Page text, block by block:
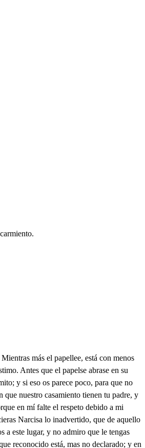
aves. El rigre con los colores varios que el tiempo conserva, si los pies tiene en la hierba, parece mata de flores. Esjabalí siempre cruel, alumbra bravo, y gentil, con sus lunas de marfin, las tinieblas de su piel. Y todos viven ufanos en este campo florido, porque tienen ya creído, que han de morir a esas manos. Discreta sois, y muy diestra en descrivir con primor: Quién sois? . Narcisa es, señor, mi hija y esclava vuestra. Bien podéis estar glorioso con hija tan elegante: y quién es el estudiante? . Un amo muy enfadoso. Lo que yo sé preguntarle, . y él ignora, en mi entender, no es nablar para saber, sino ocasión para hablarle. En la duda preguntada, no se más de que soy hombre, y que es Elisió mi nombre. de mis padres no sé nada. Yo de su estilo coligo, que es noble, y no mal lo infiero. El arte es de Caballero (claro está; pues es mi hijo) . Decid quién os ha criado, que en punto esmantiene tal? Un hombre muy principal, muy piadoso, y muy honrado. En su educación crecí, embió me luego a estudiar, he acabado de curlar, y vengo a pasar aquí; donde agotando su hacienda, me socorre a tiempo, y bien. Muy bien supe yo de quien fiava tan dulce prenda. Y qué habéis estudiado? Leyes. . Estudio famoso, a su dueño provechoso, y al bien público ajustado. Puede servira cien Reyes, porque es estudioso, y grave: lo que es leyes, bien las sabe, que a mí me dice mil leyes. Si Corregimientos goza, tendrá muy buen proceder; pero no mandará hacer en un siglo una coroza. Con feméniles cohechos le tentará Satanás, y al fin con él podrán más las tuertas, que los Derechos. De aquesto que de oír acabo, que obra como mozo arguyo. . Decid, sois vos criado suyo? No lo ve en lo que le alabo? Dirá dos mil necedades, si quien se las oiga ve que es loco, . Uniño. Porque? Porque digo las verdades. A ser Elisio Juez, os encamina el trabajo de ese siempre honroso estudio, a que hoy estáis aplicado, y lo